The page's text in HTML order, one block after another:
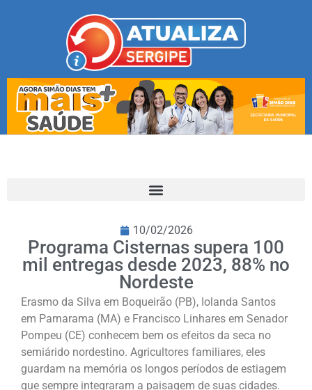
10/02/2026
Programa Cisternas supera 100
mil entregas desde 2023, 88% no
Nordeste
Erasmo da Silva em Boqueirão (PB), Iolanda Santos
em Parnarama (MA) e Francisco Linhares em Senador
Pompeu (CE) conhecem bem os efeitos da seca no
semiárido nordestino. Agricultores familiares, eles
guardam na memória os longos períodos de estiagem
que sempre integraram a paisagem de suas cidades.